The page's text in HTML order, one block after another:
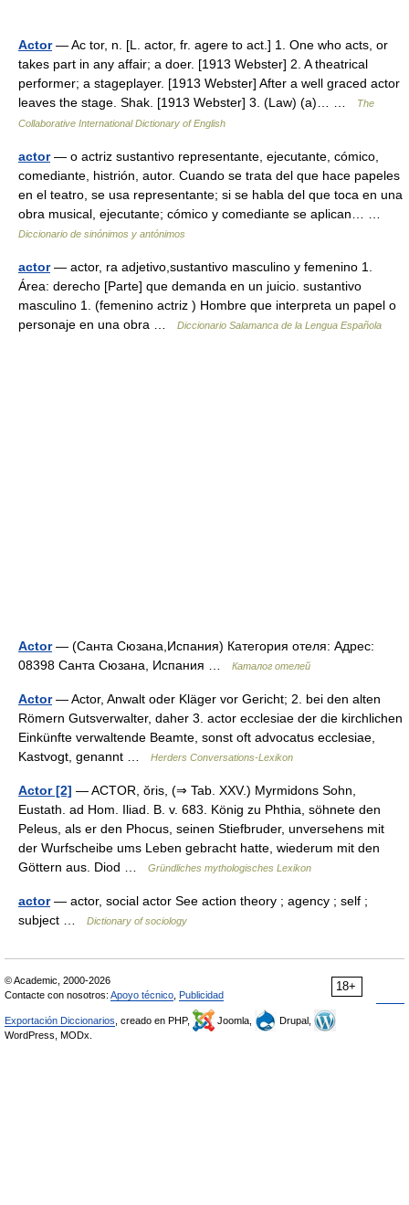
Actor— Ac tor, n. [L. actor, fr. agere to act.] 1. One who acts, or
takes part in any affair; a doer. [1913 Webster] 2. A theatrical
performer; a stageplayer. [1913 Webster] After a well graced actor
leaves the stage. Shak. [1913 Webster] 3. (Law) (a)… …
The
Collaborative International Dictionary of English
actor— o actriz sustantivo representante, ejecutante, cómico,
comediante, histrión, autor. Cuando se trata del que hace papeles
en el teatro, se usa representante; si se habla del que toca en una
obra musical, ejecutante; cómico y comediante se aplican… …
Diccionario de sinónimos y antónimos
actor— actor, ra adjetivo,sustantivo masculino y femenino 1.
Área: derecho [Parte] que demanda en un juicio. sustantivo
masculino 1. (femenino actriz ) Hombre que interpreta un papel o
personaje en una obra …
Diccionario Salamanca de la Lengua Española
Actor— (Санта Сюзана,Испания) Категория отеля: Адрес:
08398 Санта Сюзана, Испания …
Каталог отелей
Actor— Actor, Anwalt oder Kläger vor Gericht; 2. bei den alten
Römern Gutsverwalter, daher 3. actor ecclesiae der die kirchlichen
Einkünfte verwaltende Beamte, sonst oft advocatus ecclesiae,
Kastvogt, genannt …
Herders Conversations-Lexikon
Actor [2] — ACTOR, ŏris, (⇒ Tab. XXV.) Myrmidons Sohn,
Eustath. ad Hom. Iliad. B. v. 683. König zu Phthia, söhnete den
Peleus, als er den Phocus, seinen Stiefbruder, unversehens mit
der Wurfscheibe ums Leben gebracht hatte, wiederum mit den
Göttern aus. Diod …
Gründliches mythologisches Lexikon
actor— actor, social actor See action theory ; agency ; self ;
subject …
Dictionary of sociology
18+
© Academic, 2000-2026
Contacte con nosotros: Apoyo técnico Publicidad
Exportación Diccionarios , creado en PHP, Joomla,
Drupal,
WordPress, MODx.